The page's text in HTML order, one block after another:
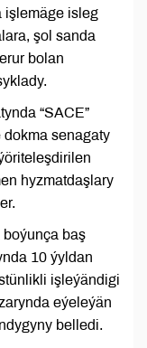
işlemäge isleg
şol sanda
bolan
“SACE”
dokma senagaty
hyzmatdaşlary
boýunça baş
10 ýyldan
işleýändigi
eýeleýän
belledi.